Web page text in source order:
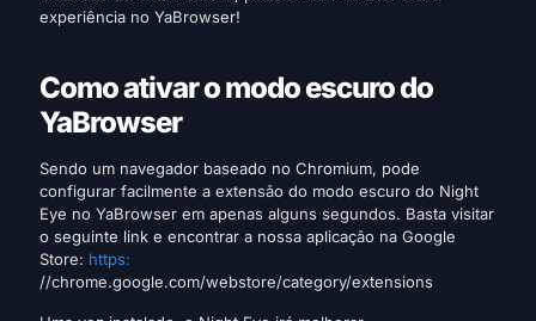
experiência no YaBrowser!
Como ativar o modo escuro do
YaBrowser
Sendo um navegador baseado no Chromium, pode
configurar facilmente a extensão do modo escuro do Night
Eye no YaBrowser em apenas alguns segundos. Basta visitar
o seguinte link e encontrar a nossa aplicação na Google
Store: https:
//chrome.google.com/webstore/category/extensions